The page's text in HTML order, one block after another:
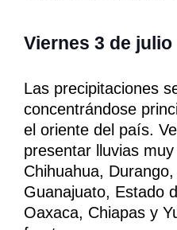
Viernes 3 de julio
Las precipitaciones
concentrándose
el oriente del país.
presentar lluvias
Chihuahua,
Guanajuato, Estado
Oaxaca, Chiapas y